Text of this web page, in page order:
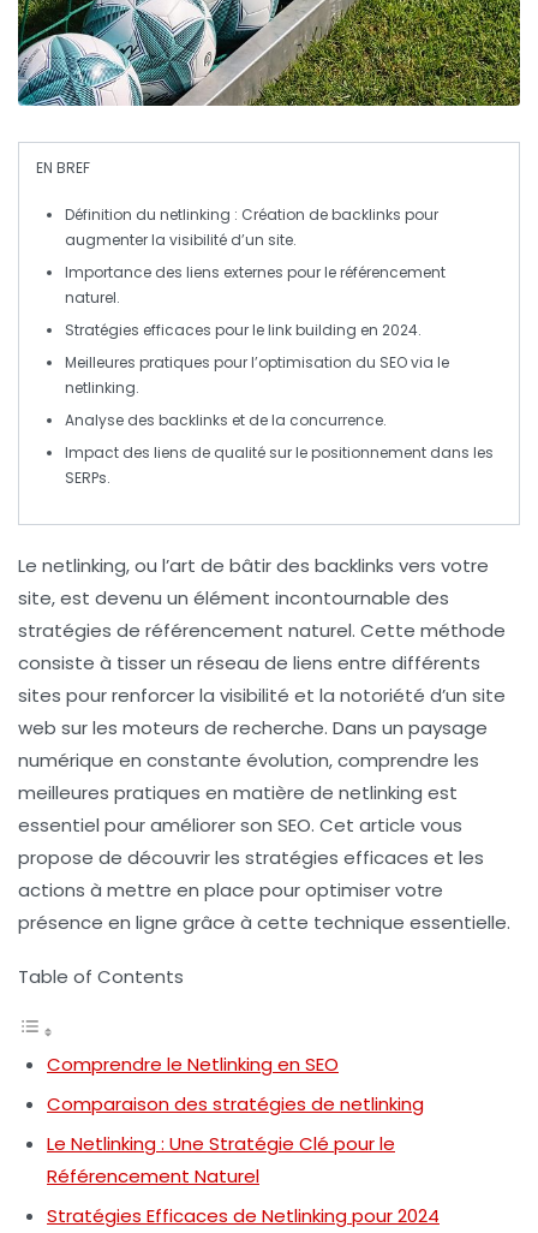
EN BREF
Définition du netlinking : Création debacklinks pour
augmenter la visibilité d’un site.
Importance des liens externes pour leréférencement
naturel.
Stratégies efficaces pour lelink building en 2024.
Meilleures pratiques pour l’optimisation du SEOvia le
netlinking.
Analyse des backlinks et de la concurrence.
Impact des liens de qualité sur le positionnement dans les
SERPs.
Le netlinking, ou l’art de bâtir des backlinks vers votre
site, est devenu un élément incontournable des
stratégies de référencement naturel. Cette méthode
consiste à tisser un réseau de liens entre différents
sites pour renforcer la visibilité et la notoriété d’un site
web sur les moteurs de recherche. Dans un paysage
numérique en constante évolution, comprendre les
meilleures pratiques en matière de netlinking est
essentiel pour améliorer son SEO. Cet article vous
propose de découvrir les stratégies efficaces et les
actions à mettre en place pour optimiser votre
présence en ligne grâce à cette technique essentielle.
Table of Contents
Comprendre le Netlinking en SEO
Comparaison des stratégies de netlinking
Le Netlinking : Une Stratégie Clé pour le
Référencement Naturel
Stratégies Efficaces de Netlinking pour 2024